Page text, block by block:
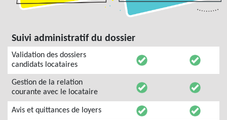
Suivi administratif du dossier
Validation des dossiers
candidats locataires
Gestion de la relation
courante avec le locataire
Avis et quittances de loyers